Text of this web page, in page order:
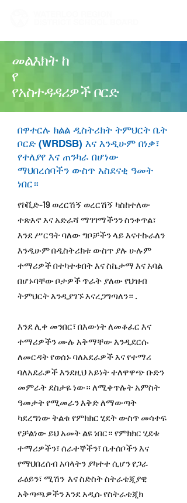
መልእክት ከ
የ
የአስተዳዳሪዎች ቦርድ
በዋተርሉ ክልል ዲስትሪክት ትምህርት ቤት
ቦርድ (WRDSB) እና እንዲሁም በነቃ፣
የተለያየ እና ጠንካራ በሆነው
ማህበረሰባችን ውስጥ አስደናቂ ዓመት
ነበር።
የኮቪድ-19 ወረርሽኝ ወረርሽኝ ካስከተለው
ተጽእኖ እና አድራሻ ማገገማችንን ስንቀጥል፣
እንደ ሥርዓት ባለው ግቦቻችን ላይ እናተኩራለን
እንዲሁም በዲስትሪክቱ ውስጥ ያሉ ሁሉም
ተማሪዎች በተካተቱበት እና ስኬታማ እና አባል
በሆኑባቸው ቦታዎች ጥራት ያለው የህዝብ
ትምህርት እንዲያገኙ እናረጋግጣለን። .
እንደ ሊቀ መንበር፣ በእውነት ለመቆፈር እና
ተማሪዎችን ሙሉ አቅማቸው እንዲደርሱ
ለመርዳት የወሰኑ ባለአደራዎች እና የተማሪ
ባለአደራዎች እንደዚህ አይነት ተለዋዋጭ ቡድን
መምራት ደስታዬ ነው። ለሚቀጥሉት አምስት
ዓመታት የሚመራን እቅድ ለማውጣት
ካደረግነው ትልቁ የምክክር ሂደት ውስጥ መሳተፍ
የቻልነው ይህ አመት ልዩ ነበር። የምክክር ሂደቱ
ተማሪዎችን፣ ሰራተኞችን፣ ቤተሰቦችን እና
የማህበረሰብ አባላትን ያካተተ ሲሆን የጋራ
ራዕይን፣ ሚሽን እና ስድስት ስትራቴጂያዊ
አቅጣጫዎችን እንደ አዲሱ የስትራቴጂክ